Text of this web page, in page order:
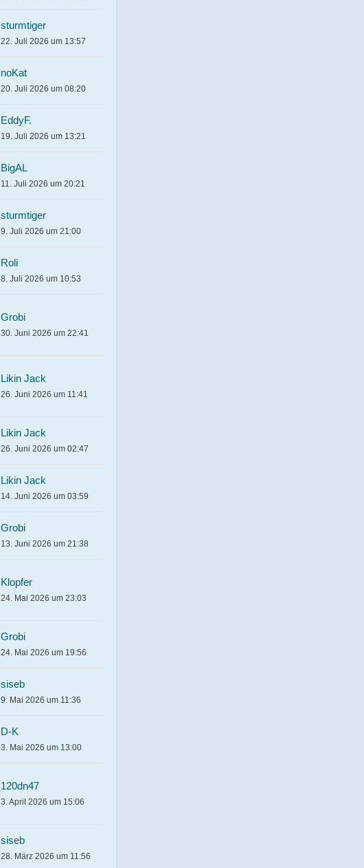
sturmtiger
22. Juli 2026 um 13:57
noKat
20. Juli 2026 um 08:20
EddyF.
19. Juli 2026 um 13:21
BigAL
11. Juli 2026 um 20:21
sturmtiger
9. Juli 2026 um 21:00
Roli
8. Juli 2026 um 10:53
Grobi
30. Juni 2026 um 22:41
Likin Jack
26. Juni 2026 um 11:41
Likin Jack
26. Juni 2026 um 02:47
Likin Jack
14. Juni 2026 um 03:59
Grobi
13. Juni 2026 um 21:38
Klopfer
24. Mai 2026 um 23:03
Grobi
24. Mai 2026 um 19:56
siseb
9. Mai 2026 um 11:36
D-K
3. Mai 2026 um 13:00
120dn47
3. April 2026 um 15:06
siseb
28. März 2026 um 11:56